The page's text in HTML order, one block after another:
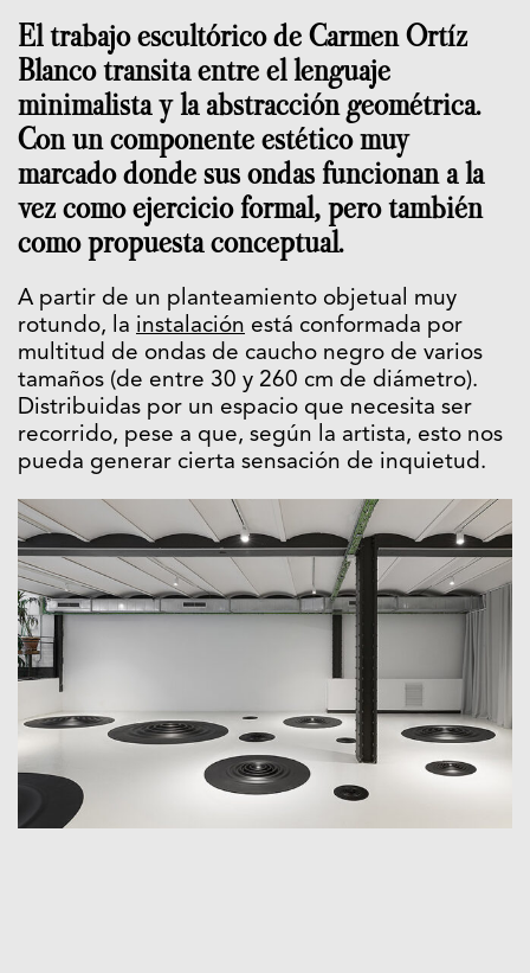
El trabajo escultórico de Carmen Ortíz
Blanco transita entre el lenguaje
minimalista y la abstracción geométrica.
Con un componente estético muy
marcado donde sus ondas funcionan a la
vez como ejercicio formal, pero también
como propuesta conceptual.
A partir de un planteamiento objetual muy
rotundo, la instalación está conformada por
multitud de ondas de caucho negro de varios
tamaños (de entre 30 y 260 cm de diámetro).
Distribuidas por un espacio que necesita ser
recorrido, pese a que, según la artista, esto nos
pueda generar cierta sensación de inquietud.